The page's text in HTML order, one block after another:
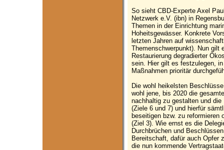
So sieht CBD-Experte Axel
Netzwerk e.V. (ibn) in
Themen in der Einrichtung
Hoheitsgewässer. Konkrete
letzten Jahren auf
Themenschwerpunkt). Nun gilt
Restaurierung degradierter
sein. Hier gilt es festzulegen,
Maßnahmen prioritär
Die wohl heikelsten
wohl jene, bis 2020 die
nachhaltig zu gestalten und
(Ziele 6 und 7) und hierfür
beseitigen bzw. zu reformieren
(Ziel 3). Wie ernst es die
Durchbrüchen und
Bereitschaft, dafür auch Opfer
die nun kommende